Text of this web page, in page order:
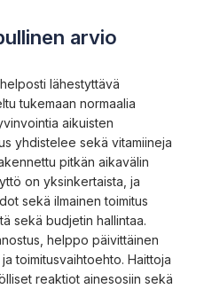
arvio
lähestyttävä
tukemaan normaalia
aikuisten
yhdistelee sekä vitamiineja
pitkän aikavälin
on yksinkertaista, ja
sekä ilmainen toimitus
sekä budjetin hallintaa.
helppo päivittäinen
toimitusvaihtoehto. Haittoja
reaktiot ainesosiin sekä